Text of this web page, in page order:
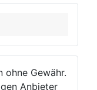
Gewähr.
Anbieter